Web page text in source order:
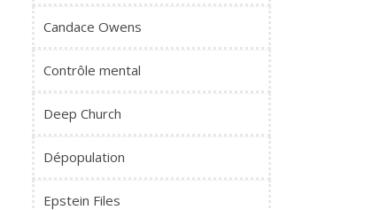
Candace Owens
Contrôle mental
Deep Church
Dépopulation
Epstein Files